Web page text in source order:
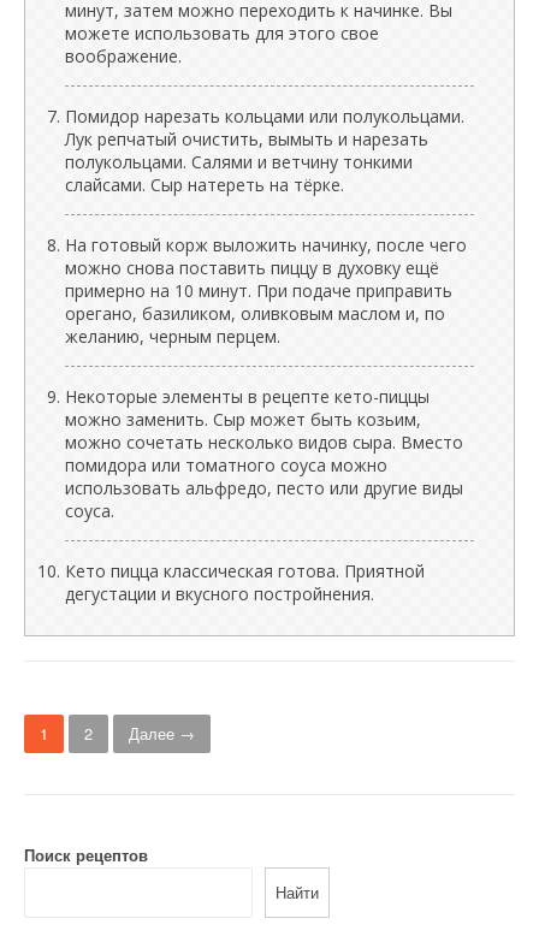
минут, затем можно переходить к начинке. Вы
можете использовать для этого свое
воображение.
Помидор нарезать кольцами или полукольцами.
Лук репчатый очистить, вымыть и нарезать
полукольцами. Салями и ветчину тонкими
слайсами. Сыр натереть на тёрке.
На готовый корж выложить начинку, после чего
можно снова поставить пиццу в духовку ещё
примерно на 10 минут. При подаче приправить
орегано, базиликом, оливковым маслом и, по
желанию, черным перцем.
Некоторые элементы в рецепте кето-пиццы
можно заменить. Сыр может быть козьим,
можно сочетать несколько видов сыра. Вместо
помидора или томатного соуса можно
использовать альфредо, песто или другие виды
соуса.
Кето пицца классическая готова. Приятной
дегустации и вкусного постройнения.
Н
а
и
1 2 Далее →
Поиск рецептов
Найти